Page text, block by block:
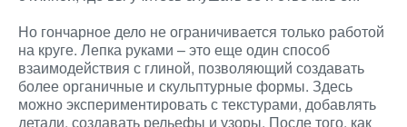
Но гончарное дело не ограничивается только работой
на круге. Лепка руками – это еще один способ
взаимодействия с глиной, позволяющий создавать
более органичные и скульптурные формы. Здесь
можно экспериментировать с текстурами, добавлять
детали, создавать рельефы и узоры. После того, как